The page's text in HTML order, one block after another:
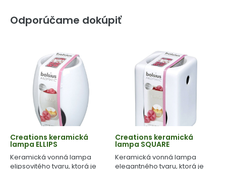
Odporúčame dokúpiť
Creations keramická
lampa ELLIPS
Keramická vonná lampa
elipsovitého tvaru, ktorá je
Creations keramická
lampa SQUARE
Keramická vonná lampa
elegantného tvaru, ktorá je